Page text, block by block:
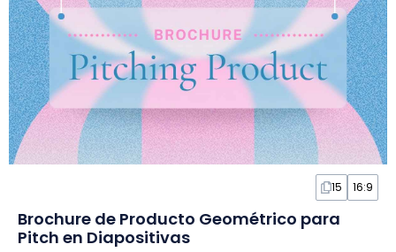
15 16:9
Brochure de Producto Geométrico para
Pitch en Diapositivas